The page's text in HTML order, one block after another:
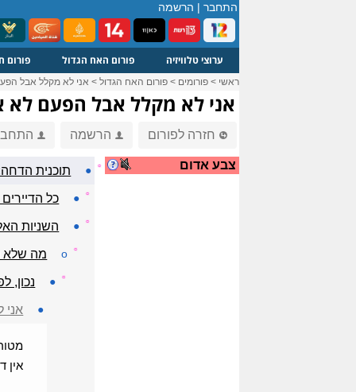
התחבר | הרשמה
ערוצי טלוויזיה פורום האח הגדול פורום
ראשי > פורומים > פורום האח הגדול > אני לא מקלל אבל
אני לא מקלל אבל הפעם לא
חזרה לפורום הרשמה
צבע אדום ☼
● תוכנית
☼
● כל
☼
● השניות
☼
o מה שלא
☼
● נכון,
● אני
אין